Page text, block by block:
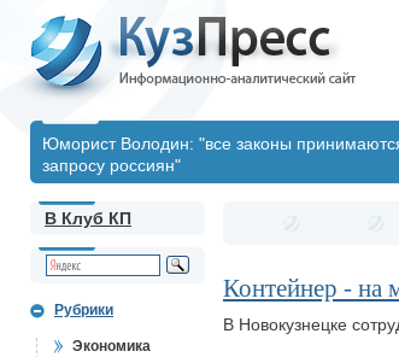
Юморист Володин: "все законы
запросу россиян"
В Клуб КП
Рубрики
Экономика
Контейнер - на
В Новокузнецке